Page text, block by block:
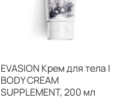
EVASION Крем для тела |
BODY CREAM
SUPPLEMENT, 200 мл